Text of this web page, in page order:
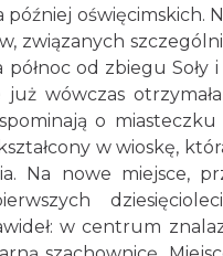
później oświęcimskich.
związanych
północ od zbiegu
wówczas
o
w wioskę,
Na nowe miejsce,
w centrum